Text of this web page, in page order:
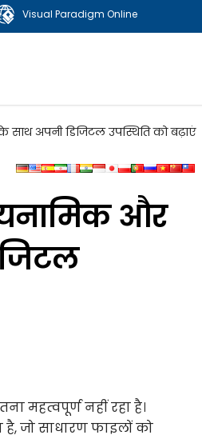
Visual Paradigm Online
अपनी डिजिटल उपस्थिति को बढ़ाएं
और
महत्वपूर्ण नहीं रहा है।
जो साधारण फाइलों को